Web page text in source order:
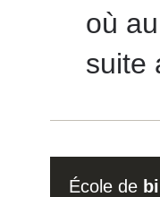
où
suite
École de